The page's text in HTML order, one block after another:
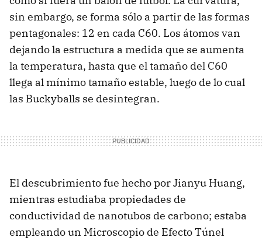
sin embargo, se forma sólo a partir de las formas
pentagonales: 12 en cada C60. Los átomos van
dejando la estructura a medida que se aumenta
la temperatura, hasta que el tamaño del C60
llega al mínimo tamaño estable, luego de lo cual
las Buckyballs se desintegran.
El descubrimiento fue hecho por Jianyu Huang,
mientras estudiaba propiedades de
conductividad de nanotubos de carbono; estaba
empleando un Microscopio de Efecto Túnel